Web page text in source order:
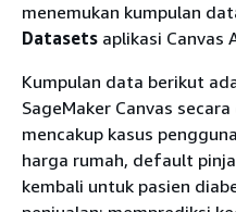
menemukan kumpulan
Datasets aplikasi Canvas
Kumpulan data berikut
SageMaker Canvas
mencakup kasus
harga rumah, default
kembali untuk pasien